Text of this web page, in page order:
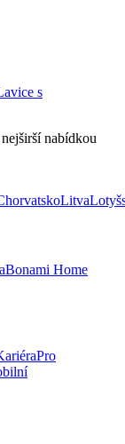
s
nabídkou
Litva
Bonami Home
Pro